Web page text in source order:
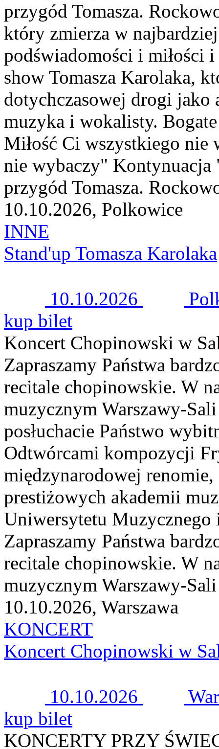
przygód Tomasza.
który zmierza w
podświadomości i miłości
show Tomasza Karolaka,
dotychczasowej drogi jako
muzyka i wokalisty.
Miłość Ci wszystkiego nie
nie wybaczy"
przygód Tomasza.
10.10.2026, Polkowice
INNE
Stand'up Tomasza Karolaka
10.10.2026
kup bilet
Koncert Chopinowski w
Zapraszamy Państwa
recitale chopinowskie. W
muzycznym Warszawy-
posłuchacie Państwo
Odtwórcami kompozycji
międzynarodowej
prestiżowych akademii
Uniwersytetu Muzycznego
Zapraszamy Państwa
recitale chopinowskie. W
muzycznym Warszawy-
10.10.2026, Warszawa
KONCERT
Koncert Chopinowski w
10.10.2026
kup bilet
KONCERTY PRZY